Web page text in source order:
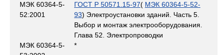
МЭК 60364-5-
52:2001
ГОСТ Р 50571.15-97( МЭК 60364-5-52-
93) Электроустановки зданий. Часть 5.
Выбор и монтаж электрооборудования.
Глава 52. Электропроводки
МЭК 60364-5-
*